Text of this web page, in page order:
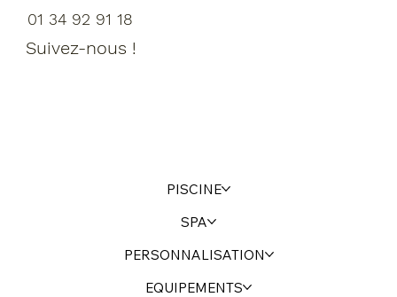
01 34 92 91 18
Suivez-nous !
PISCINE
SPA
PERSONNALISATION
EQUIPEMENTS